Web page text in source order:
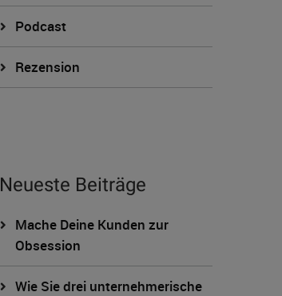
Podcast
Rezension
Neueste Beiträge
Mache Deine Kunden zur
Obsession
Wie Sie drei unternehmerische